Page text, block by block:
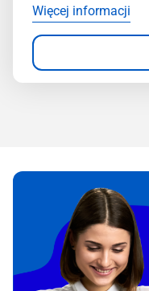
Więcej informacji